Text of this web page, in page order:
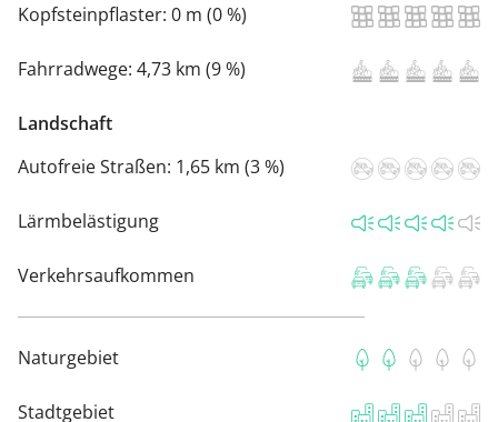
Kopfsteinpflaster: 0 m (0 %)
Fahrradwege: 4,73 km (9 %)
Landschaft
Autofreie Straßen: 1,65 km (3 %)
Lärmbelästigung
Verkehrsaufkommen
Naturgebiet
Stadtgebiet